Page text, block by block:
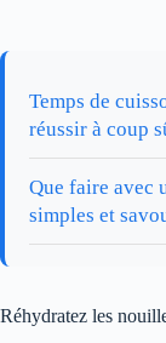
Temps de
réussir à coup
Que faire avec
simples et
Réhydratez les